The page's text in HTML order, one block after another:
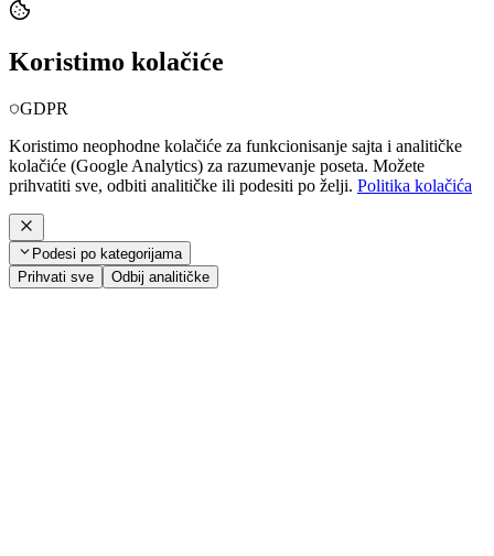
Koristimo kolačiće
GDPR
Koristimo neophodne kolačiće za funkcionisanje sajta i analitičke
kolačiće (Google Analytics) za razumevanje poseta. Možete
prihvatiti sve, odbiti analitičke ili podesiti po želji. Politika kolačića
Podesi po kategorijama
Prihvati sve
Odbij analitičke